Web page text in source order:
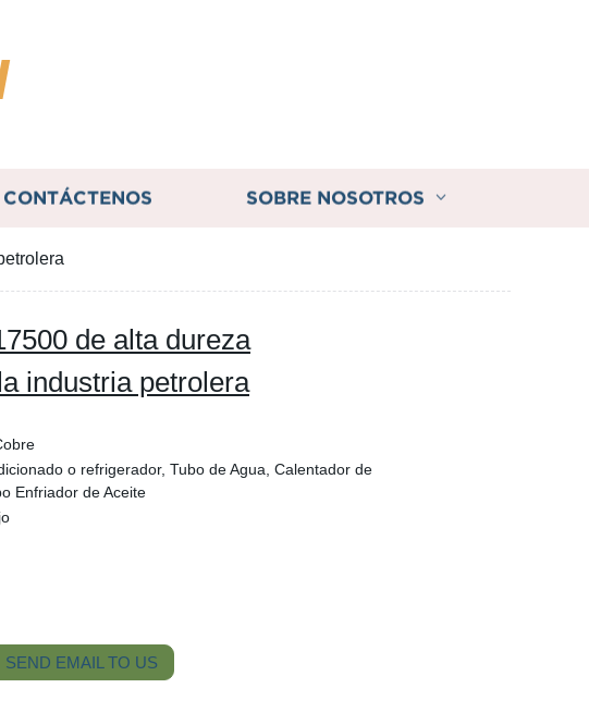
CONTÁCTENOS SOBRE NOSOTROS
de alta dureza
industria petrolera
o refrigerador, Tubo de Agua, Calentador de
Enfriador de Aceite
SEND EMAIL TO US